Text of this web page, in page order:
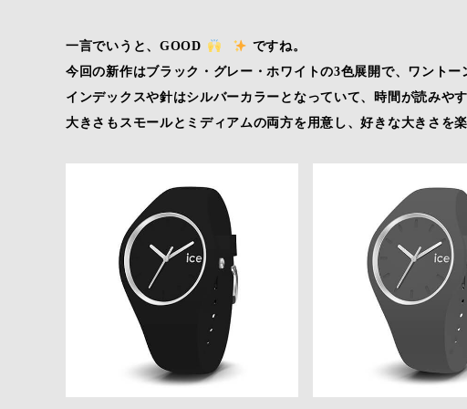
一言でいうと、GOOD
ですね。
今回の新作はブラック・グレー・ホワイトの3色展開で、ワントー
インデックスや針はシルバーカラーとなっていて、時間が読みや
大きさもスモールとミディアムの両方を用意し、好きな大きさを